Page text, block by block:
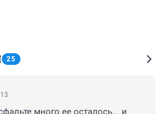
25
много ее осталось... и